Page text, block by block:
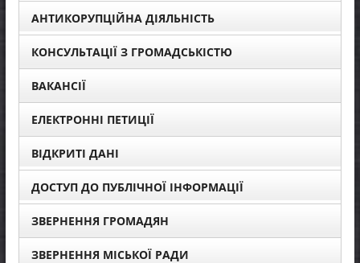
АНТИКОРУПЦІЙНА ДІЯЛЬНІСТЬ
КОНСУЛЬТАЦІЇ З ГРОМАДСЬКІСТЮ
ВАКАНСІЇ
ЕЛЕКТРОННІ ПЕТИЦІЇ
ВІДКРИТІ ДАНІ
ДОСТУП ДО ПУБЛІЧНОЇ ІНФОРМАЦІЇ
ЗВЕРНЕННЯ ГРОМАДЯН
ЗВЕРНЕННЯ МІСЬКОЇ РАДИ